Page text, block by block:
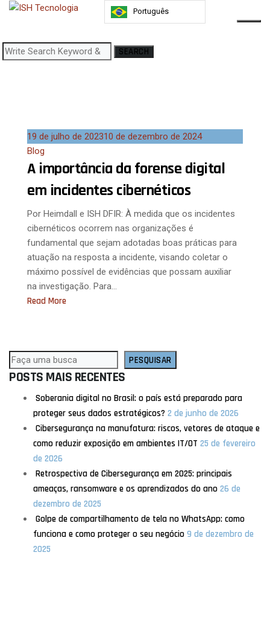
Skip
Português
Search
SEARCH
19 de julho de 202310 de dezembro de 2024
Blog
A importância da forense digital
em incidentes cibernéticos
Por Heimdall e ISH DFIR: À medida que os incidentes
cibernéticos ocorrem nas organizações é
fundamental que sejam adotadas boas práticas para
atuação na resposta a incidente, visando coletar o
máximo possível de evidências que possam auxiliar
na investigação. Para…
Read More
P
e
PESQUISAR
POSTS MAIS RECENTES
Soberania digital no Brasil: o país está preparado para
proteger seus dados estratégicos? 2 de junho de 2026
Cibersegurança na manufatura: riscos, vetores de ataque e
como reduzir exposição em ambientes IT/OT 25 de fevereiro
de 2026
Retrospectiva de Cibersegurança em 2025: principais
ameaças, ransomware e os aprendizados do ano 26 de
dezembro de 2025
Golpe de compartilhamento de tela no WhatsApp: como
funciona e como proteger o seu negócio 9 de dezembro de
2025